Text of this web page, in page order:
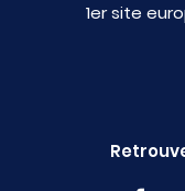
1er site